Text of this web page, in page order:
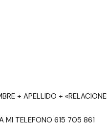
+ APELLIDO +
MI TELEFONO 615 705 861